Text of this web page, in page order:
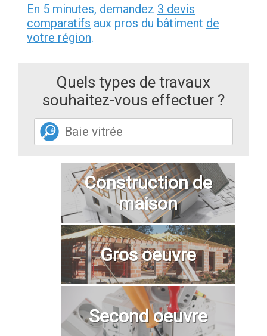
En 5 minutes, demandez 3 devis
comparatifs aux pros du bâtiment de
votre région.
Quels types de travaux
souhaitez-vous effectuer ?
Construction de
maison
Gros oeuvre
Second oeuvre